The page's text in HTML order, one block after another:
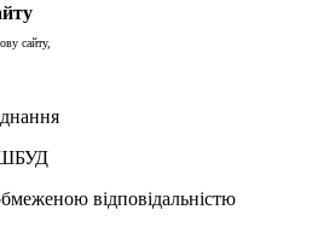
сайту,
відповідальністю